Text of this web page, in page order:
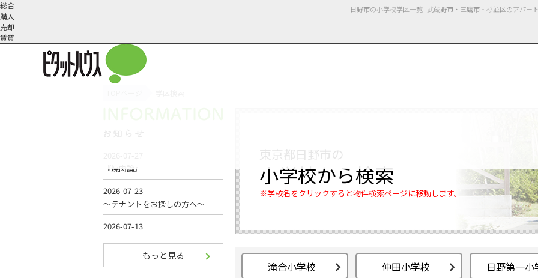
日野市の小学校学区一覧 | 武蔵野市・三鷹市・杉並区のアパ
総合
購入
売却
賃貸
東京都日野市の
小学校から検索
※学校名をクリックすると物件検索ページに移動します。
滝合小学校 仲田小学校 日野第一小
もっと見る